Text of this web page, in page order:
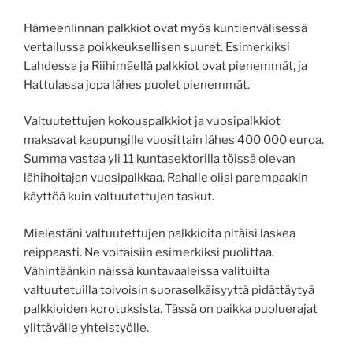
Hämeenlinnan palkkiot ovat myös kuntienvälisessä
vertailussa poikkeuksellisen suuret. Esimerkiksi
Lahdessa ja Riihimäellä palkkiot ovat pienemmät, ja
Hattulassa jopa lähes puolet pienemmät.
Valtuutettujen kokouspalkkiot ja vuosipalkkiot
maksavat kaupungille vuosittain lähes 400 000 euroa.
Summa vastaa yli 11 kuntasektorilla töissä olevan
lähihoitajan vuosipalkkaa. Rahalle olisi parempaakin
käyttöä kuin valtuutettujen taskut.
Mielestäni valtuutettujen palkkioita pitäisi laskea
reippaasti. Ne voitaisiin esimerkiksi puolittaa.
Vähintäänkin näissä kuntavaaleissa valituilta
valtuutetuilla toivoisin suoraselkäisyyttä pidättäytyä
palkkioiden korotuksista. Tässä on paikka puoluerajat
ylittävälle yhteistyölle.